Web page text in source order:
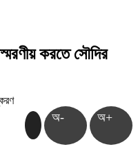
করতে সৌদির
অ- অ+